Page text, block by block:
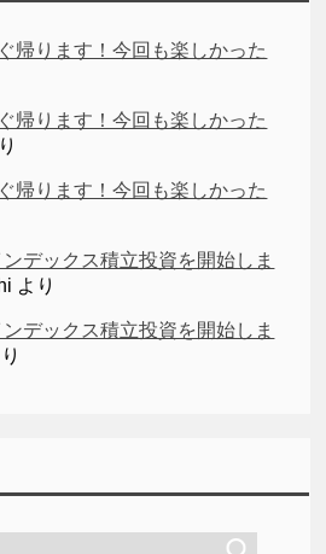
帰ります！今回も楽しかった
帰ります！今回も楽しかった
帰ります！今回も楽しかった
デックス積立投資を開始しま
より
デックス積立投資を開始しま